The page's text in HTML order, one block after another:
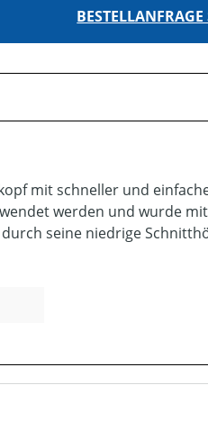
mit schneller und
werden und wurde
seine niedrige